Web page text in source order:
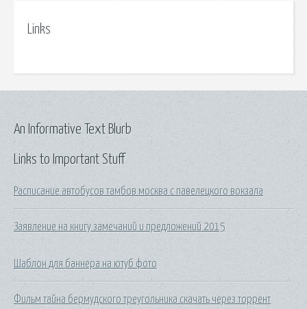
Links
Links to Important Stuff
Расписание автобусов тамбов москва с павелецкого вокзала
Заявление на книгу замечаний и предложений 2015
Шаблон для баннера на ютуб фото
Фильм тайна бермудского треугольника скачать через торрент
An Informative Text Blurb